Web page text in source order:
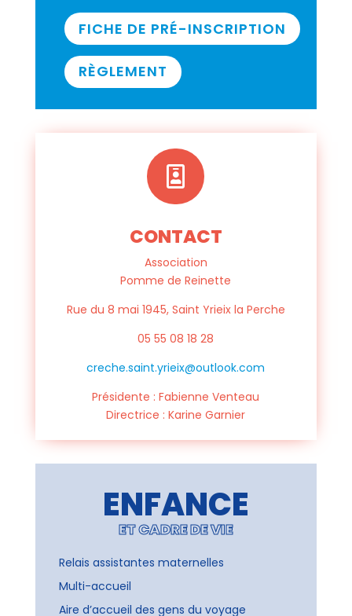
FICHE DE PRÉ-INSCRIPTION
RÈGLEMENT

CONTACT
Association
Pomme de Reinette
Rue du 8 mai 1945, Saint Yrieix la Perche
05 55 08 18 28
creche.saint.yrieix@outlook.com
Présidente : Fabienne Venteau
Directrice : Karine Garnier
ENFANCE
ET CADRE DE VIE
Relais assistantes maternelles
Multi-accueil
Aire d’accueil des gens du voyage